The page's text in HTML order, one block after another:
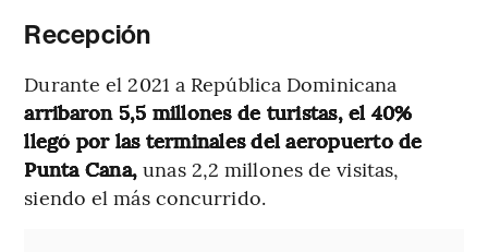
Recepción
Durante el 2021 a República Dominicana
arribaron 5,5 millones de turistas, el 40%
llegó por las terminales del aeropuerto de
Punta Cana,unas 2,2 millones de visitas,
siendo el más concurrido.